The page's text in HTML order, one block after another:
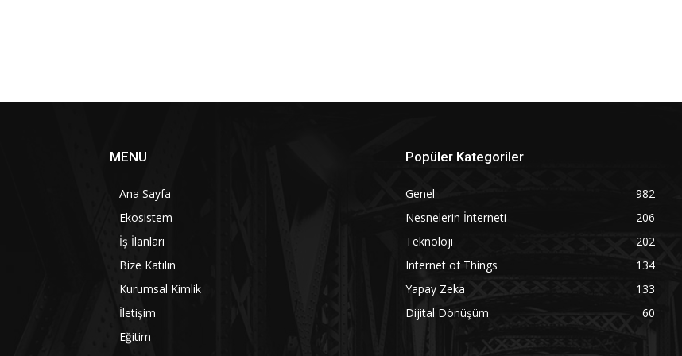
MENU
Ana Sayfa
Ekosistem
İş İlanları
Bize Katılın
Kurumsal Kimlik
İletişim
Eğitim
Popüler Kategoriler
Genel
982
Nesnelerin İnterneti
206
Teknoloji
202
Internet of Things
134
Yapay Zeka
133
Dijital Dönüşüm
60